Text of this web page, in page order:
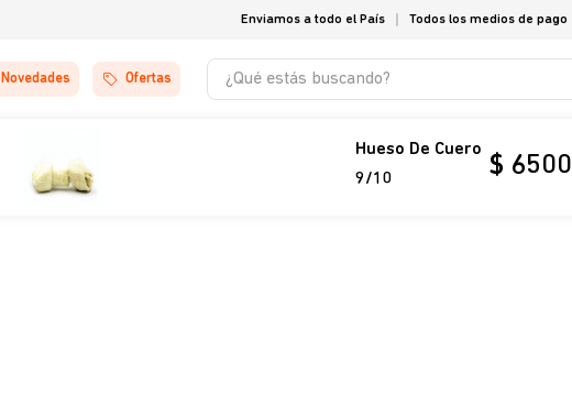
Enviamos a todo el País Todos los medios de pago
Novedades Ofertas
¿Qué estás buscando?
Hueso De Cuero
9/10
$ 6500